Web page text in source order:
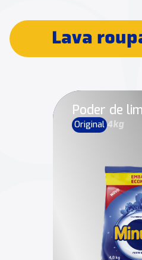
Lava
Poder de
Original 4kg